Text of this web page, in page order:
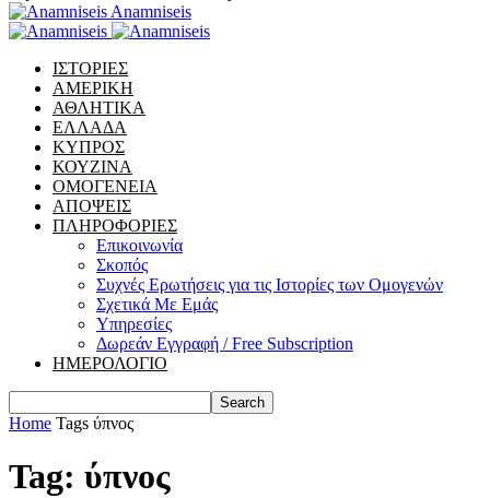
Anamniseis
ΙΣΤΟΡΙΕΣ
ΑΜΕΡΙΚΗ
ΑΘΛΗΤΙΚΑ
ΕΛΛΑΔΑ
ΚΥΠΡΟΣ
ΚΟΥΖΙΝΑ
ΟΜΟΓΕΝΕΙΑ
ΑΠΟΨΕΙΣ
ΠΛΗΡΟΦΟΡΙΕΣ
Επικοινωνία
Σκοπός
Συχνές Ερωτήσεις για τις Ιστορίες των Ομογενών
Σχετικά Με Εμάς
Υπηρεσίες
Δωρεάν Εγγραφή / Free Subscription
ΗΜΕΡΟΛΟΓΙΟ
Home Tags ύπνος
Tag: ύπνος